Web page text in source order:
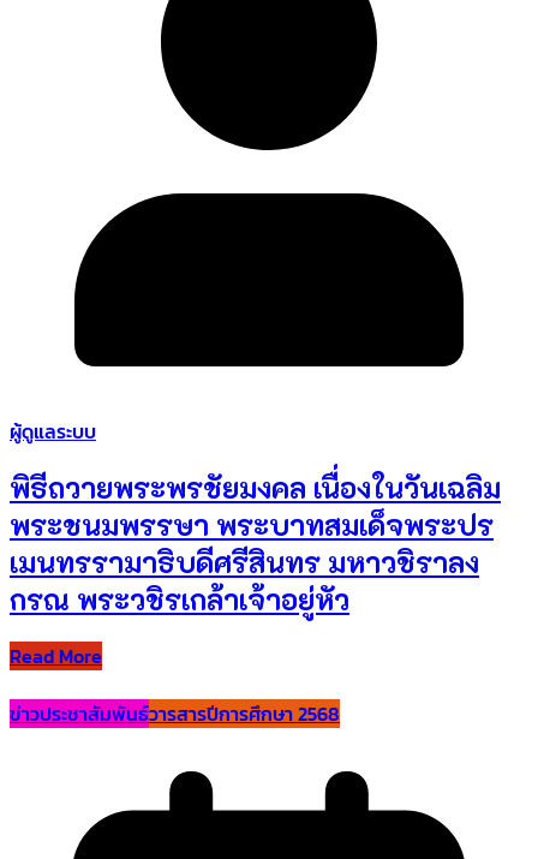
ผู้ดูแลระบบ
พิธีถวายพระพรชัยมงคล เนื่องในวันเฉลิม
พระชนมพรรษา พระบาทสมเด็จพระปร
เมนทรรามาธิบดีศรีสินทร มหาวชิราลง
กรณ พระวชิรเกล้าเจ้าอยู่หัว
Read More
ข่าวประชาสัมพันธ์วารสารปีการศึกษา 2568